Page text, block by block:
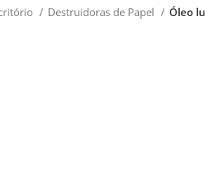
Destruidoras de Papel Óleo